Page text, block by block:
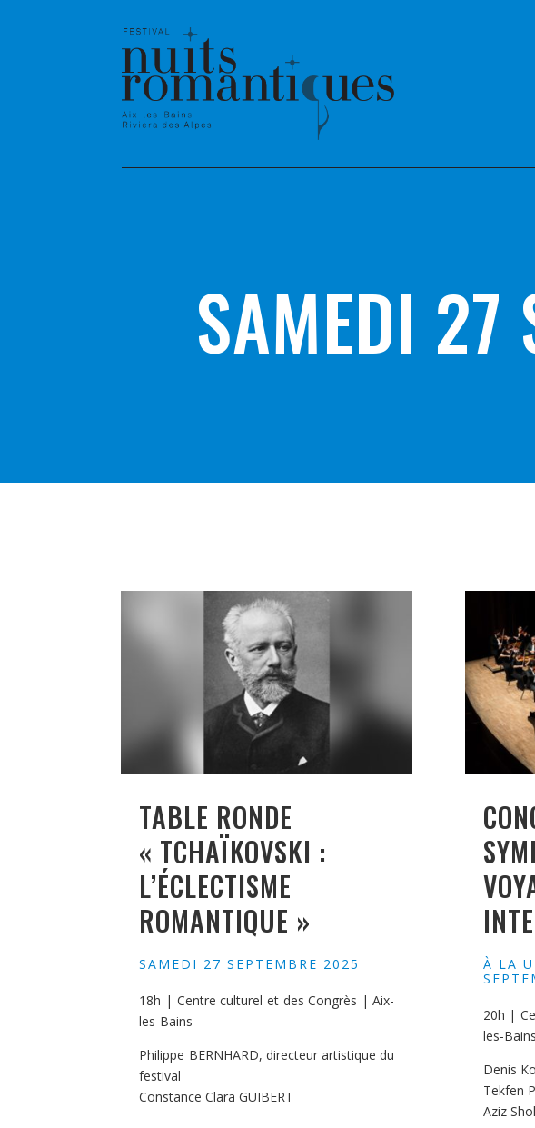
SAMEDI 27
TABLE RONDE
« TCHAÏKOVSKI :
L’ÉCLECTISME
ROMANTIQUE »
SAMEDI 27 SEPTEMBRE 2025
18h | Centre culturel et des Congrès | Aix-
les-Bains
Philippe BERNHARD, directeur artistique du
festival
Constance Clara GUIBERT
À LA
20h |
les-Bains
Denis
Tekfen
Aziz